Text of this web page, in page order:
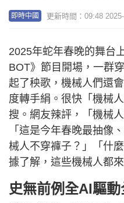
即時中國 更新時間：09:48
2025年蛇年春晚的舞台
BOT》節目開場，一群
起了秧歌，機械人們還
度轉手絹。很快「機械
搜。網友辣評，「機械
「這是今年春晚最抽像
械人不穿褲子？」「什
據了解，這些機械人都
史無前例全AI驅